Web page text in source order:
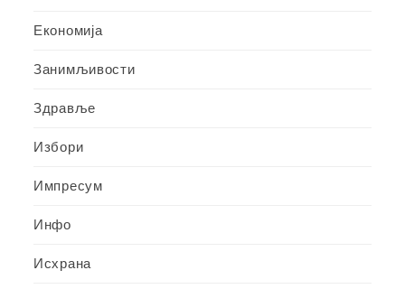
Економија
Занимљивости
Здравље
Избори
Импресум
Инфо
Исхрана